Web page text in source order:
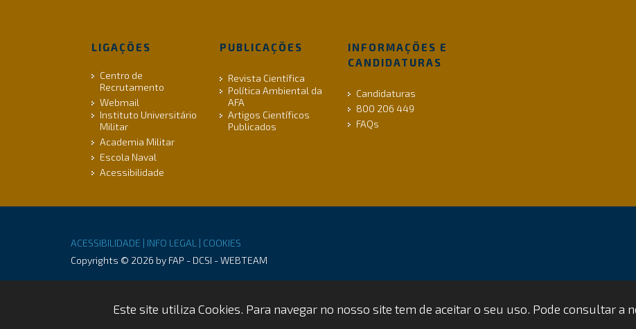
LIGAÇÕES
Centro de
Recrutamento
Webmail
Instituto Universitário
Militar
Academia Militar
Escola Naval
Acessibilidade
PUBLICAÇÕES
Revista Científica
Política Ambiental da
AFA
Artigos Científicos
Publicados
INFORMAÇÕES E
CANDIDATURAS
Candidaturas
800 206 449
FAQs
ACESSIBILIDADE | INFO LEGAL | COOKIES
Copyrights © 2026 by FAP - DCSI - WEBTEAM
Este site utiliza Cookies. Para navegar no nosso site tem de aceitar o seu uso. Pode consultar a